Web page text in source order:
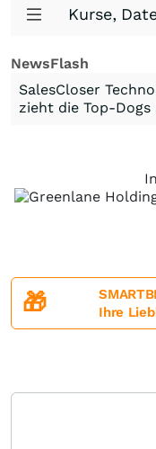
Kurse,
NewsFlash
SalesCloser
zieht die Top-Dogs
🎁
Ihre